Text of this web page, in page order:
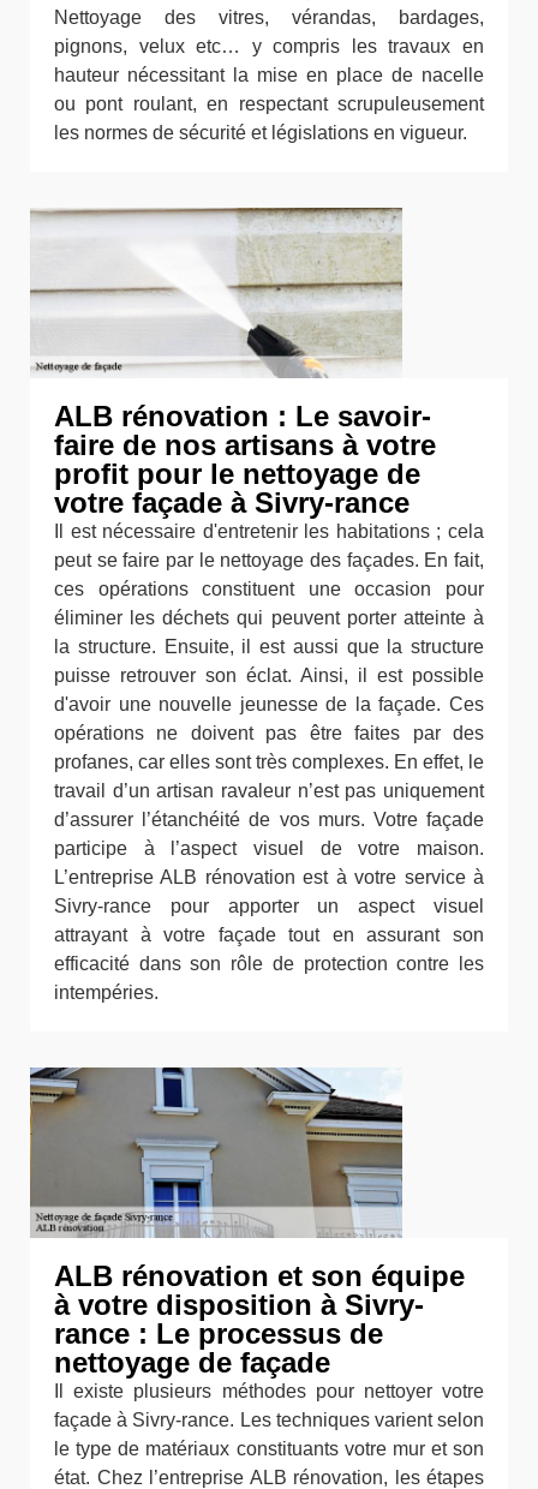
Nettoyage des vitres, vérandas, bardages,
pignons, velux etc… y compris les travaux en
hauteur nécessitant la mise en place de nacelle
ou pont roulant, en respectant scrupuleusement
les normes de sécurité et législations en vigueur.
ALB rénovation : Le savoir-
faire de nos artisans à votre
profit pour le nettoyage de
votre façade à Sivry-rance
Il est nécessaire d'entretenir les habitations ; cela
peut se faire par le nettoyage des façades. En fait,
ces opérations constituent une occasion pour
éliminer les déchets qui peuvent porter atteinte à
la structure. Ensuite, il est aussi que la structure
puisse retrouver son éclat. Ainsi, il est possible
d'avoir une nouvelle jeunesse de la façade. Ces
opérations ne doivent pas être faites par des
profanes, car elles sont très complexes. En effet, le
travail d’un artisan ravaleur n’est pas uniquement
d’assurer l’étanchéité de vos murs. Votre façade
participe à l’aspect visuel de votre maison.
L’entreprise ALB rénovation est à votre service à
Sivry-rance pour apporter un aspect visuel
attrayant à votre façade tout en assurant son
efficacité dans son rôle de protection contre les
intempéries.
ALB rénovation et son équipe
à votre disposition à Sivry-
rance : Le processus de
nettoyage de façade
Il existe plusieurs méthodes pour nettoyer votre
façade à Sivry-rance. Les techniques varient selon
le type de matériaux constituants votre mur et son
état. Chez l’entreprise ALB rénovation, les étapes